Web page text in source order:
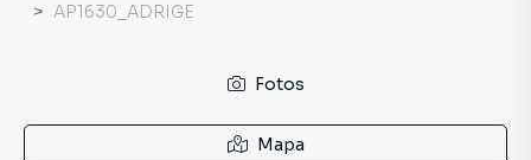
AP1630_ADRIGE
Fotos
Mapa